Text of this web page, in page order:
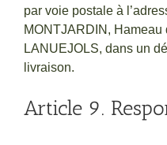
par voie postale à
MONTJARDIN,
LANUEJOLS, dans un
livraison.
Article 9.